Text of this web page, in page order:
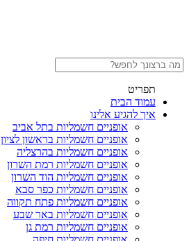
תפריט
עמוד הבית
איך להגיע אלינו
אופניים חשמליות בתל אביב
אופניים חשמליות בראשון לציון
אופניים חשמליות בהרצליה
אופניים חשמליות רמת השרון
אופניים חשמליות הוד השרון
אופניים חשמליות כפר סבא
אופניים חשמליות פתח תקווה
אופניים חשמליות באר שבע
אופניים חשמליות רמת גן